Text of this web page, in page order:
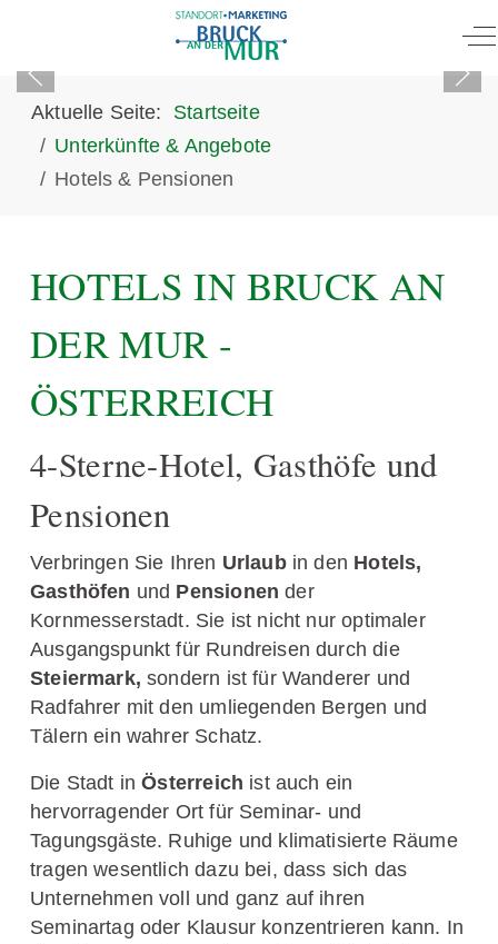
Aktuelle Seite: Startseite
Unterkünfte & Angebote
Hotels & Pensionen
HOTELS IN BRUCK AN
DER MUR -
ÖSTERREICH
4-Sterne-Hotel, Gasthöfe und
Pensionen
Verbringen Sie Ihren Urlaubin den Hotels,
Gasthöfen und Pensionen der
Kornmesserstadt. Sie ist nicht nur optimaler
Ausgangspunkt für Rundreisen durch die
Steiermark, sondern ist für Wanderer und
Radfahrer mit den umliegenden Bergen und
Tälern ein wahrer Schatz.
Die Stadt inÖsterreich ist auch ein
hervorragender Ort für Seminar- und
Tagungsgäste. Ruhige und klimatisierte Räume
tragen wesentlich dazu bei, dass sich das
Unternehmen voll und ganz auf ihren
Seminartag oder Klausur konzentrieren kann. In